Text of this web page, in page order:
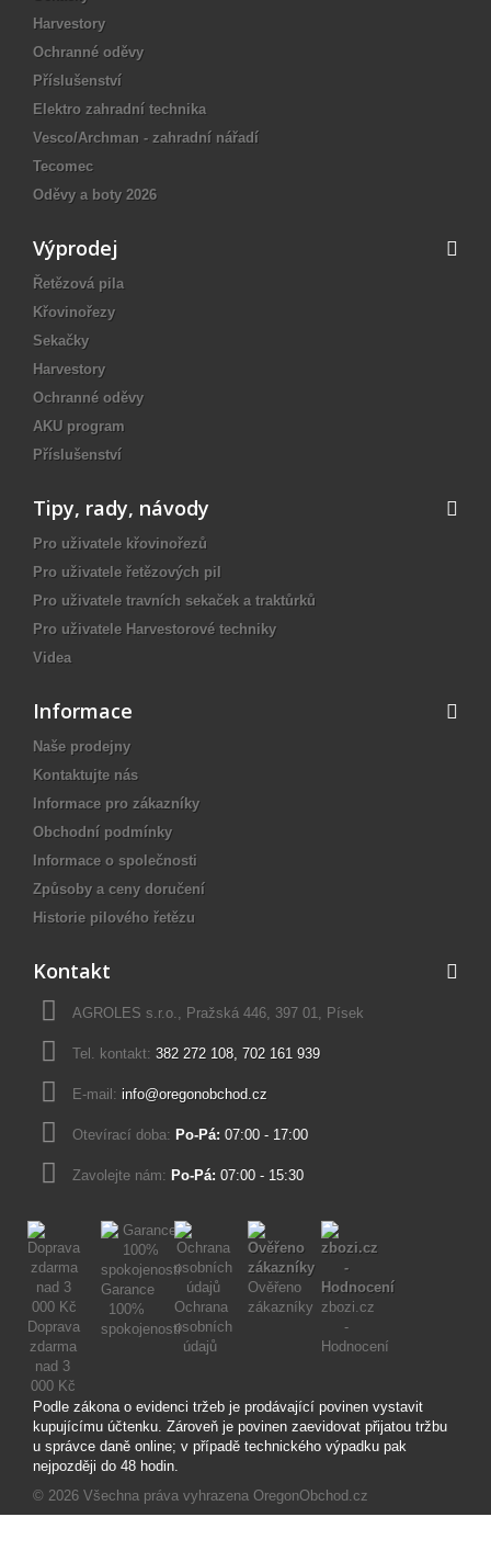
Harvestory
Ochranné oděvy
Příslušenství
Elektro zahradní technika
Vesco/Archman - zahradní nářadí
Tecomec
Oděvy a boty 2026
Výprodej
Řetězová pila
Křovinořezy
Sekačky
Harvestory
Ochranné oděvy
AKU program
Příslušenství
Tipy, rady, návody
Pro uživatele křovinořezů
Pro uživatele řetězových pil
Pro uživatele travních sekaček a traktůrků
Pro uživatele Harvestorové techniky
Videa
Informace
Naše prodejny
Kontaktujte nás
Informace pro zákazníky
Obchodní podmínky
Informace o společnosti
Způsoby a ceny doručení
Historie pilového řetězu
Podle zákona o evidenci tržeb je prodávající povinen vystavit
kupujícímu účtenku. Zároveň je povinen zaevidovat přijatou tržbu
u správce daně online; v případě technického výpadku pak
nejpozději do 48 hodin.
© 2026 Všechna práva vyhrazena OregonObchod.cz
Kontakt
AGROLES s.r.o., Pražská 446, 397 01, Písek
Tel. kontakt: 382 272 108, 702 161 939
E-mail: info@oregonobchod.cz
Otevírací doba: Po-Pá: 07:00 - 17:00
Zavolejte nám: Po-Pá: 07:00 - 15:30
Doprava
zdarma
nad 3
000 Kč
Garance
100%
spokojenosti
Ochrana
osobních
údajů
Ověřeno
zákazníky zbozi.cz
-
Hodnocení